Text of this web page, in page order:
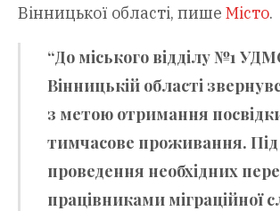
Вінницької області, пише Місто.
“До міського відділу №1
Вінницькій області
з метою отримання
тимчасове проживання. Під
проведення необхідних
працівниками міграційної